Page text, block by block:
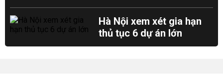
Hà Nội xem xét gia hạn
thủ tục 6 dự án lớn